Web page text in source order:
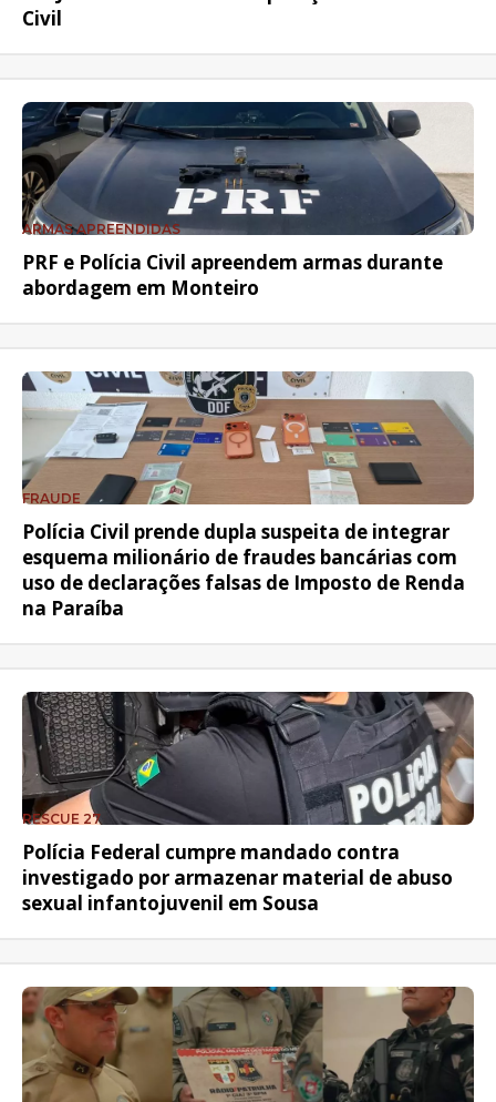
Civil
ARMAS APREENDIDAS
PRF e Polícia Civil apreendem armas durante
abordagem em Monteiro
FRAUDE
Polícia Civil prende dupla suspeita de integrar
esquema milionário de fraudes bancárias com
uso de declarações falsas de Imposto de Renda
na Paraíba
RESCUE 27
Polícia Federal cumpre mandado contra
investigado por armazenar material de abuso
sexual infantojuvenil em Sousa